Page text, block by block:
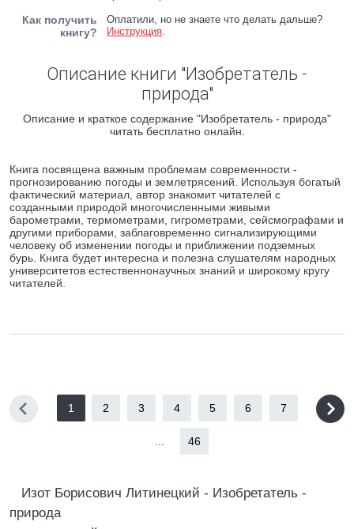
Как получить
книгу?
Оплатили, но не знаете что делать дальше?
Инструкция.
Описание книги "Изобретатель -
природа"
Описание и краткое содержание "Изобретатель - природа"
читать бесплатно онлайн.
Книга посвящена важным проблемам современности -
прогнозированию погоды и землетрясений. Используя богатый
фактический материал, автор знакомит читателей с
созданными природой многочисленными живыми
барометрами, термометрами, гигрометрами, сейсмографами и
другими приборами, заблаговременно сигнализирующими
человеку об изменении погоды и приближении подземных
бурь. Книга будет интересна и полезна слушателям народных
университетов естественнонаучных знаний и широкому кругу
читателей.
1 2 3 4 5 6 7
46
Изот Борисович Литинецкий - Изобретатель -
природа